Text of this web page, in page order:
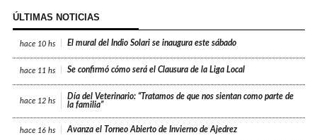
ÚLTIMAS NOTICIAS
hace 10 hs El mural del Indio Solari se inaugura este sábado
hace 11 hs Se confirmó cómo será el Clausura de la Liga Local
hace 12 hs
Día del Veterinario: “Tratamos de que nos sientan como parte de
la familia”
hace 16 hs Avanza el Torneo Abierto de Invierno de Ajedrez